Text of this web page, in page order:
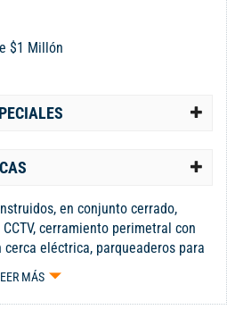
$1 Millón
en conjunto cerrado,
cerramiento perimetral con
eléctrica, parqueaderos para
accesos para tractomulas,
de 9Mts y max. De 12 Mts. Con
MÁS